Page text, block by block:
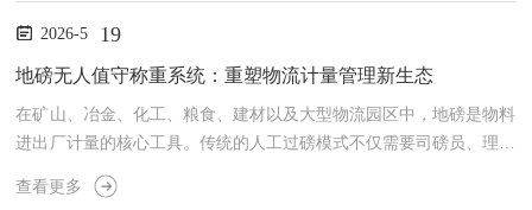
重效率、减少手工记录错误，并为企业资源计划（ERP）系统提供准
确的前端数据。一、系统基本构成地磅自动称重系统主要由以下部分
2026-5 19
地磅无人值守称重系统：重塑物流计量管理新生态
在矿山、冶金、化工、粮食、建材以及大型物流园区中，地磅是物料
进出厂计量的核心工具。传统的人工过磅模式不仅需要司磅员、理货
员等多岗位人员，而且效率低下，高峰期车辆排队严重，更普遍存在
着人情秤、数据篡改等管理漏洞。地磅无人值守称重系统融合了车牌
查看更多